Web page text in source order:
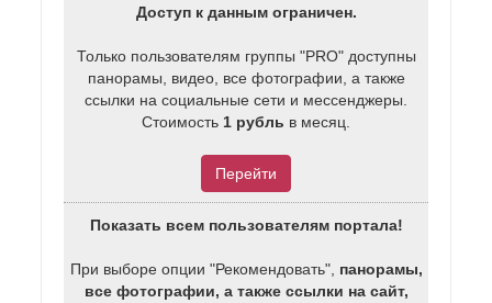
Доступ к данным ограничен.
Только пользователям группы "PRO" доступны
панорамы, видео, все фотографии, а также
ссылки на социальные сети и мессенджеры.
Стоимость 1 рубль в месяц.
Перейти
Показать всем пользователям портала!
При выборе опции "Рекомендовать", панорамы,
все фотографии, а также ссылки на сайт,